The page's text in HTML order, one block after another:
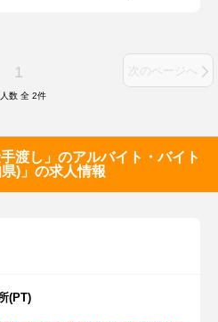
1 次のページへ
数 全 2件
渡し」のアルバイト・バイト
)」の求人情報
(PT)